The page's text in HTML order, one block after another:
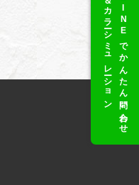
LINEでかんたん問い合わせ
＆カラーシミュレーション